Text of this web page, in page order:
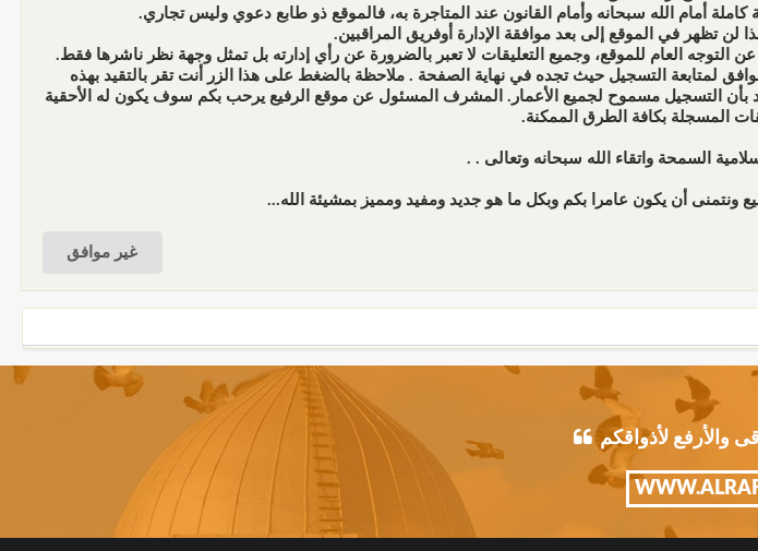
لمتابعة التسجيل حيث تجده في نهاية الصفحة . ملاحظة بالضغط على هذا الزر أنت تقر بالتقيد بهذه
بأن التسجيل مسموح لجميع الأعمار. المشرف المسئول عن موقع الرفيع يرحب بكم سوف يكون له الأحقية
المسجلة بكافة الطرق الممكنة.
السمحة واتقاء الله سبحانه وتعالى . .
ونتمنى أن يكون عامرا بكم وبكل ما هو جديد ومفيد ومميز بمشيئة الله...
والأرفع لأذواقكم